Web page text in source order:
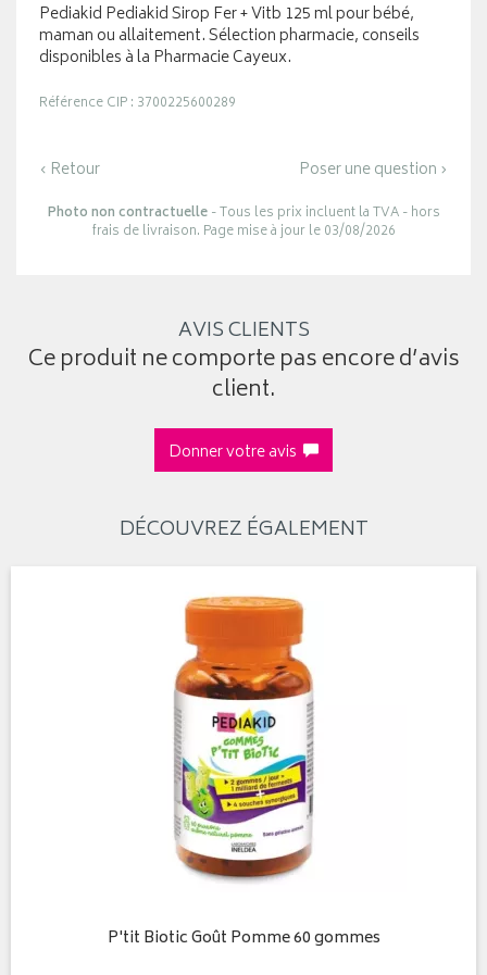
Pediakid Pediakid Sirop Fer + Vitb 125 ml pour bébé,
maman ou allaitement. Sélection pharmacie, conseils
disponibles à la Pharmacie Cayeux.
Référence CIP : 3700225600289
‹ Retour Poser une question ›
Photo non contractuelle- Tous les prix incluent la TVA - hors
frais de livraison. Page mise à jour le 03/08/2026
AVIS CLIENTS
Ce produit ne comporte pas encore d’avis
client.
Donner votre avis
DÉCOUVREZ ÉGALEMENT
P'tit Biotic Goût Pomme 60 gommes